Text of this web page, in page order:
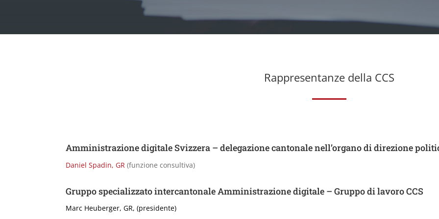
Rappresentanze della CCS
Amministrazione digitale Svizzera – delegazione cantonale nell’organo di direzione
Daniel Spadin, GR (funzione consultiva)
Gruppo specializzato intercantonale Amministrazione digitale – Gruppo di lavoro CCS
Marc Heuberger, GR, (presidente)